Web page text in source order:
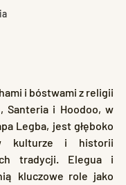
Santeria i Hoodoo, w
Legba, jest głęboko
kulturze i historii
tradycji. Elegua i
kluczowe role jako